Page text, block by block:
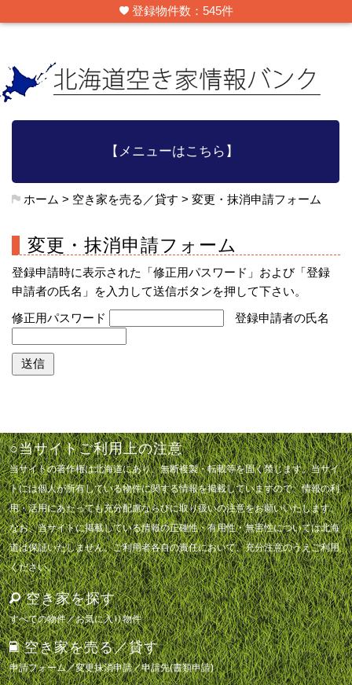
登録物件数：545件
【メニューはこちら】
ホーム > 空き家を売る／貸す > 変更・抹消申請フォーム
変更・抹消申請フォーム
登録申請時に表示された「修正用パスワード」および「登録
申請者の氏名」を入力して送信ボタンを押して下さい。
修正用パスワード 登録申請者の氏名
○当サイトご利用上の注意
当サイトの著作権は北海道にあり、無断複製・転載等を固く禁じます。当サイ
トには個人が所有している物件に関する情報を掲載していますので、情報の利
用・活用にあたっても充分配慮ならびに取り扱いの注意をお願いいたします。
なお、当サイトに掲載している情報の正確性・有用性・無害性については北海
道は保証いたしません。ご利用者各自の責任において、充分注意のうえご利用
ください。
空き家を探す
すべての物件／お気に入り物件
空き家を売る／貸す
申請フォーム／変更抹消申請／申請先(書類申請)